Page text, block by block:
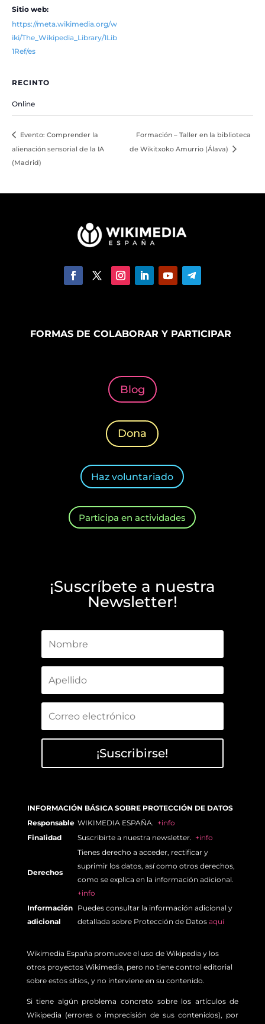
Sitio web:
https://meta.wikimedia.org/w
iki/The_Wikipedia_Library/1Lib
1Ref/es
RECINTO
Online
Evento: Comprender la
alienación sensorial de la IA
(Madrid)
Formación – Taller en la biblioteca
de Wikitxoko Amurrio (Álava)
FORMAS DE COLABORAR Y PARTICIPAR
Blog
Dona
Haz voluntariado
Participa en actividades
¡Suscríbete a nuestra
Newsletter!
¡Suscribirse!
INFORMACIÓN BÁSICA SOBRE PROTECCIÓN DE DATOS
Responsable WIKIMEDIA ESPAÑA. +info
Finalidad
Suscribirte a nuestra newsletter. +info
Derechos
Tienes derecho a acceder, rectificar y
suprimir los datos, así como otros derechos,
como se explica en la información adicional.
+info
Información
adicional
Puedes consultar la información adicional y
detallada sobre Protección de Datos aquí
Wikimedia España promueve el uso de Wikipedia y los
otros proyectos Wikimedia, pero no tiene control editorial
sobre estos sitios, y no interviene en su contenido.
Si tiene algún problema concreto sobre los artículos de
Wikipedia (errores o imprecisión de sus contenidos), por